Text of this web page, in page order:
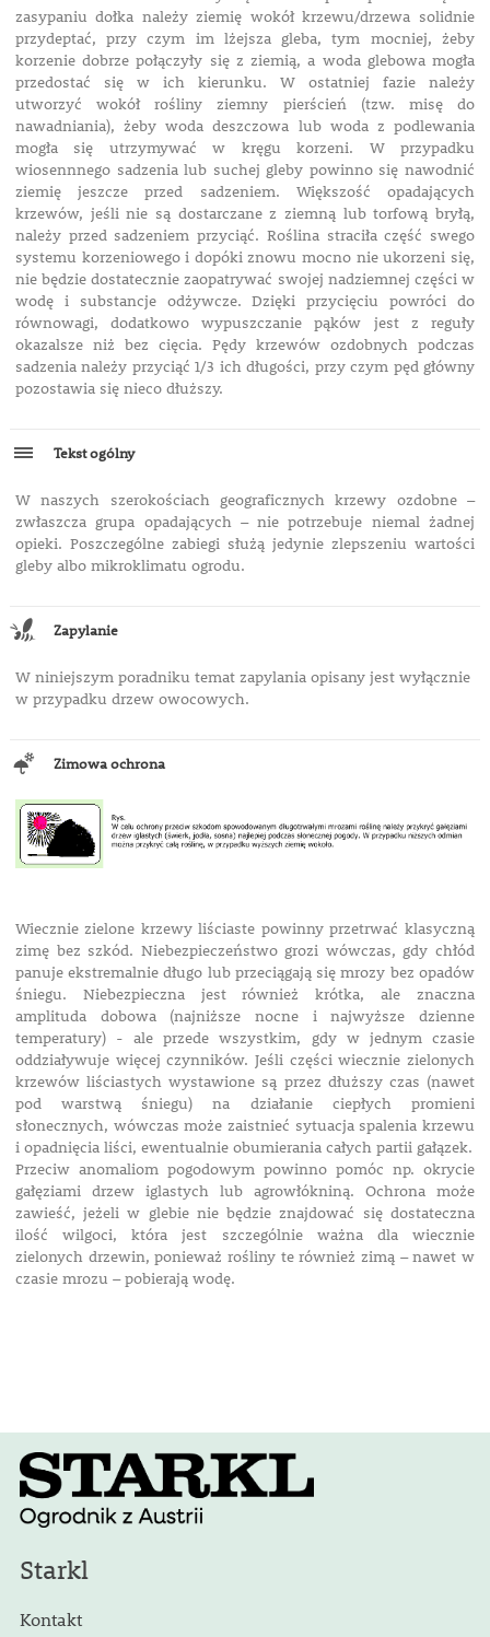
zasypaniu dołka należy ziemię wokół krzewu/drzewa solidnie
przydeptać, przy czym im lżejsza gleba, tym mocniej, żeby
korzenie dobrze połączyły się z ziemią, a woda glebowa mogła
przedostać się w ich kierunku. W ostatniej fazie należy
utworzyć wokół rośliny ziemny pierścień (tzw. misę do
nawadniania), żeby woda deszczowa lub woda z podlewania
mogła się utrzymywać w kręgu korzeni. W przypadku
wiosennnego sadzenia lub suchej gleby powinno się nawodnić
ziemię jeszcze przed sadzeniem. Większość opadających
krzewów, jeśli nie są dostarczane z ziemną lub torfową bryłą,
należy przed sadzeniem przyciąć. Roślina straciła część swego
systemu korzeniowego i dopóki znowu mocno nie ukorzeni się,
nie będzie dostatecznie zaopatrywać swojej nadziemnej części w
wodę i substancje odżywcze. Dzięki przycięciu powróci do
równowagi, dodatkowo wypuszczanie pąków jest z reguły
okazalsze niż bez cięcia. Pędy krzewów ozdobnych podczas
sadzenia należy przyciąć 1/3 ich długości, przy czym pęd główny
pozostawia się nieco dłuższy.
Tekst ogólny
W naszych szerokościach geograficznych krzewy ozdobne –
zwłaszcza grupa opadających – nie potrzebuje niemal żadnej
opieki. Poszczególne zabiegi służą jedynie zlepszeniu wartości
gleby albo mikroklimatu ogrodu.
Zapylanie
W niniejszym poradniku temat zapylania opisany jest wyłącznie
w przypadku drzew owocowych.
Zimowa ochrona
Wiecznie zielone krzewy liściaste powinny przetrwać klasyczną
zimę bez szkód. Niebezpieczeństwo grozi wówczas, gdy chłód
panuje ekstremalnie długo lub przeciągają się mrozy bez opadów
śniegu. Niebezpieczna jest również krótka, ale znaczna
amplituda dobowa (najniższe nocne i najwyższe dzienne
temperatury) - ale przede wszystkim, gdy w jednym czasie
oddziaływuje więcej czynników. Jeśli części wiecznie zielonych
krzewów liściastych wystawione są przez dłuższy czas (nawet
pod warstwą śniegu) na działanie ciepłych promieni
słonecznych, wówczas może zaistnieć sytuacja spalenia krzewu
i opadnięcia liści, ewentualnie obumierania całych partii gałązek.
Przeciw anomaliom pogodowym powinno pomóc np. okrycie
gałęziami drzew iglastych lub agrowłókniną. Ochrona może
zawieść, jeżeli w glebie nie będzie znajdować się dostateczna
ilość wilgoci, która jest szczególnie ważna dla wiecznie
zielonych drzewin, ponieważ rośliny te również zimą – nawet w
czasie mrozu – pobierają wodę.
Starkl
Kontakt